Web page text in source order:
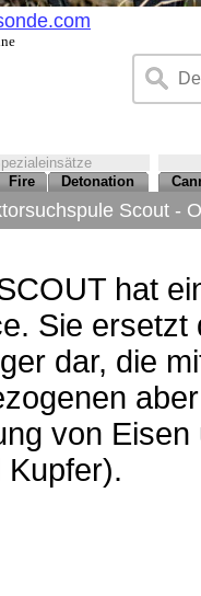
Fire Detonation
Scout -
hat
Sie
dar, die
von
Kupfer).